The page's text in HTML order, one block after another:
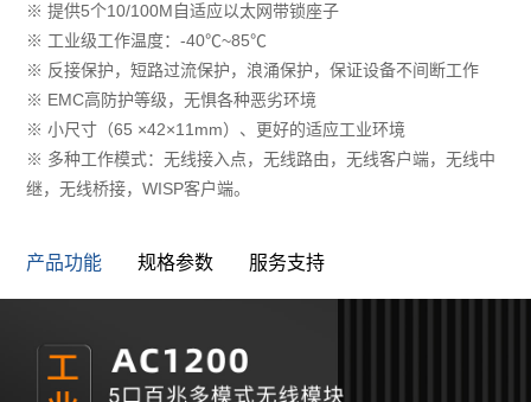
※ 提供5个10/100M自适应以太网带锁座子
※ 工业级工作温度：-40℃~85℃
※ 反接保护，短路过流保护，浪涌保护，保证设备不间断⼯作
※ EMC⾼防护等级，⽆惧各种恶劣环境
※ 小尺寸（65 ×42×11mm）、更好的适应工业环境
※ 多种工作模式：无线接入点，无线路由，无线客户端，无线中
继，无线桥接，WISP客户端。
服务支持
产品功能 规格参数